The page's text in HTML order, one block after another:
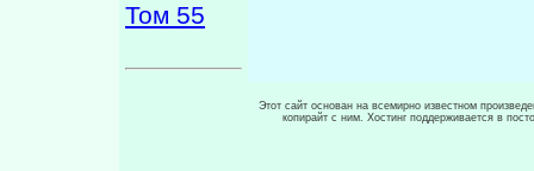
Том 55
Этот сайт основан на всемирно известном
копирайт с ним. Хостинг поддерживается в